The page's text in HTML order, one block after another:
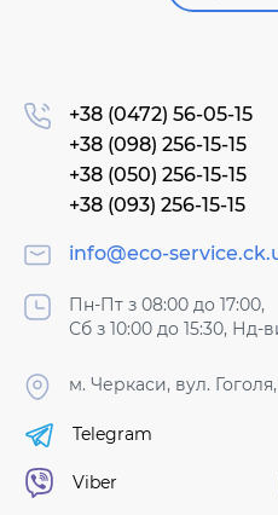
+38 (0472) 56-05-15
+38 (098) 256-15-15
+38 (050) 256-15-15
+38 (093) 256-15-15
info@eco-
Пн-Пт з 08:00 до 17:00,
Сб з 10:00 до 15:30, Нд-
м. Черкаси, вул. Гоголя,
Telegram
Viber